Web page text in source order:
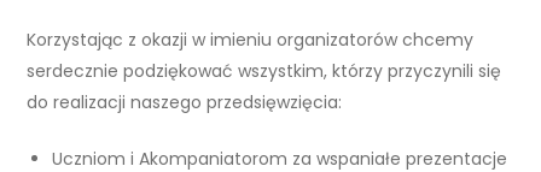
Korzystając z okazji w imieniu organizatorów chcemy
serdecznie podziękować wszystkim, którzy przyczynili się
do realizacji naszego przedsięwzięcia:
Uczniom i Akompaniatorom za wspaniałe prezentacje